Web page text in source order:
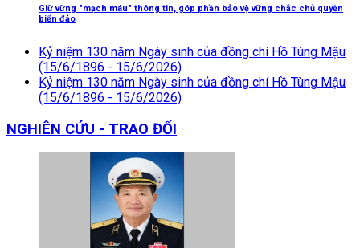
Giữ vững "mạch máu" thông tin, góp phần bảo vệ vững chắc chủ quyền
biển đảo
Kỷ niệm 130 năm Ngày sinh của đồng chí Hồ Tùng Mậu
(15/6/1896 - 15/6/2026)
Kỷ niệm 130 năm Ngày sinh của đồng chí Hồ Tùng Mậu
(15/6/1896 - 15/6/2026)
NGHIÊN CỨU - TRAO ĐỔI